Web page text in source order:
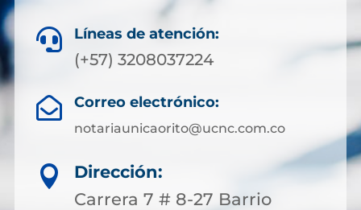
 Líneas de atención:
(+57) 3208037224
 Correo electrónico:
notariaunicaorito@ucnc.com.co

Dirección:
Carrera 7 # 8-27 Barrio